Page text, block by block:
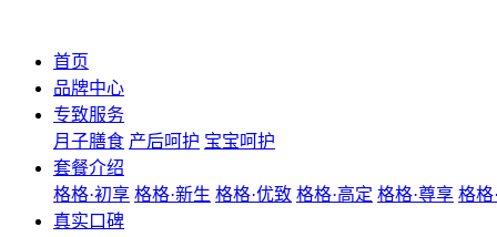
首页
品牌中心
专致服务
月子膳食 产后呵护 宝宝呵护
套餐介绍
格格·初享 格格·新生 格格·优致 格格·高定 格格·尊享 格格
真实口碑